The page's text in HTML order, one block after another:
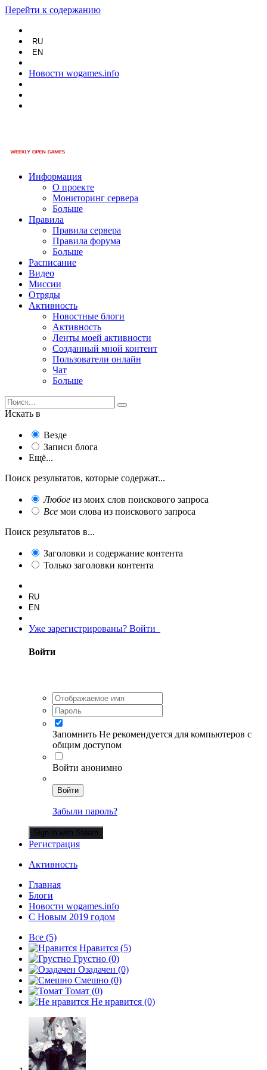
Перейти к содержанию
RU
EN
Новости wogames.info
Информация
О проекте
Мониторинг сервера
Больше
Правила
Правила сервера
Правила форума
Больше
Расписание
Видео
Миссии
Отряды
Активность
Новостные блоги
Активность
Ленты моей активности
Созданный мной контент
Пользователи онлайн
Чат
Больше
Искать в
Везде
Записи блога
Ещё...
Поиск результатов, которые содержат...
Любое из моих слов поискового запроса
Все мои слова из поискового запроса
Поиск результатов в...
Заголовки и содержание контента
Только заголовки контента
RU
EN
Уже зарегистрированы? Войти
Войти
Запомнить Не рекомендуется для компьютеров с
общим доступом
Войти анонимно
Войти
Забыли пароль?
Sign in with Steam
Регистрация
Активность
Главная
Блоги
Новости wogames.info
С Новым 2019 годом
Все (5)
Нравится (5)
Грустно (0)
Озадачен (0)
Смешно (0)
Томат (0)
Не нравится (0)